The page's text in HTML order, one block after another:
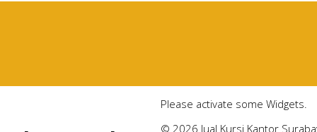
Please activate some Widgets.
© 2026 Jual Kursi Kantor